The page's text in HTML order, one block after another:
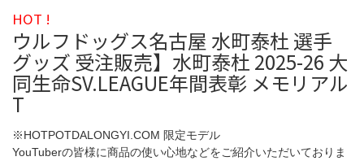
HOT !
ウルフドッグス名古屋 水町泰杜 選手
グッズ 受注販売】水町泰杜 2025-26 大
同生命SV.LEAGUE年間表彰 メモリアル
T
※HOTPOTDALONGYI.COM 限定モデル
YouTuberの皆様に商品の使い心地などをご紹介いただいておりま